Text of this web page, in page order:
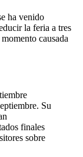
ha venido
la feria a tres
causada
Su
finales
sobre